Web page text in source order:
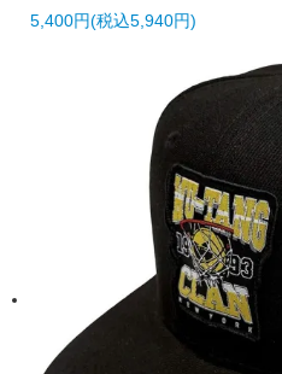
5,400円(税込5,940円)